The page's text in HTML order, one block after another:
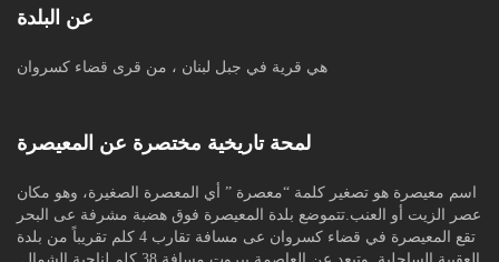
عن البلدة
هي قرية في جبل لبنان ، من قرى قضاء كسروان
لمحة تاريخية مختصرة عن المعيصرة
اسم معيصرة هو تصغير كلمة “معصرة ” أي المعصرة الصغيرة، وهو مكان
عصر الزيت أو العنب.تتموضع بلدة المعيصرة فوق هضبة مشرفة عى البحر
تقع المعيصرة في قضاء كسروان عى مسافة تقارب 4 كلم تقريباً من بلدة